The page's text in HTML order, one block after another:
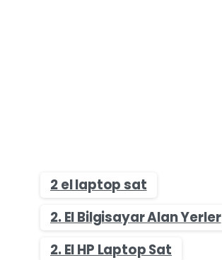
2 el laptop sat
2. El Bilgisayar Alan Yerler
2. El HP Laptop Sat